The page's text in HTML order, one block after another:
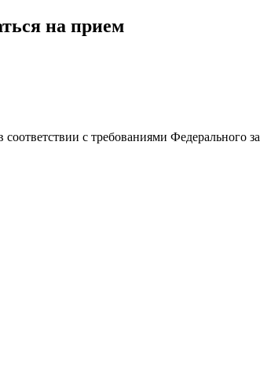
на прием
соответствии с требованиями